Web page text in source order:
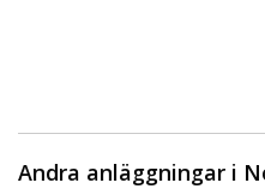
Andra anläggningar i